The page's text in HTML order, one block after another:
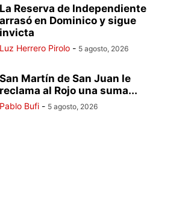
La Reserva de Independiente
arrasó en Dominico y sigue
invicta
Luz Herrero Pirolo - 5 agosto, 2026
San Martín de San Juan le
reclama al Rojo una suma...
Pablo Bufi - 5 agosto, 2026